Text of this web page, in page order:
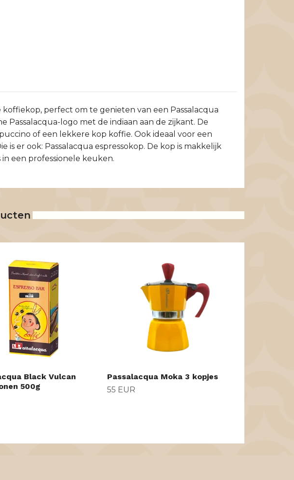
perfect om te genieten van een Passalacqua
Passalacqua-logo met de indiaan aan de zijkant. De
of een lekkere kop koffie. Ook ideaal voor een
er ook: Passalacqua espressokop. De kop is makkelijk
een professionele keuken.
Black Vulcan
500g
Passalacqua Moka 3 kopjes
55 EUR